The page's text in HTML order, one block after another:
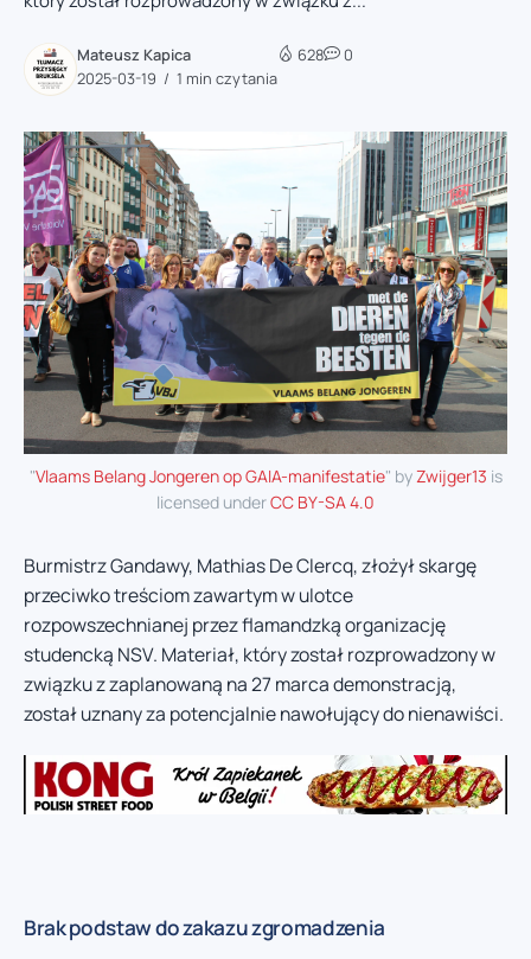
Mateusz Kapica
2025-03-19
1 min czytania
628 0
"Vlaams Belang Jongeren op GAIA-manifestatie" byZwijger13 is
licensed underCC BY-SA 4.0
Burmistrz Gandawy, Mathias De Clercq, złożył skargę
przeciwko treściom zawartym w ulotce
rozpowszechnianej przez flamandzką organizację
studencką NSV. Materiał, który został rozprowadzony w
związku z zaplanowaną na 27 marca demonstracją,
został uznany za potencjalnie nawołujący do nienawiści.
Brak podstaw do zakazu zgromadzenia